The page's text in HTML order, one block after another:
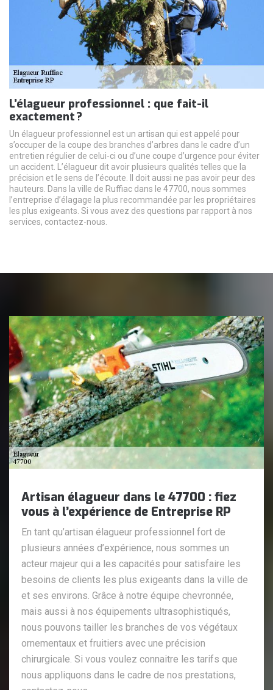
L’élagueur professionnel : que fait-il
exactement ?
Un élagueur professionnel est un artisan qui est appelé pour
s’occuper de la coupe des branches d’arbres dans le cadre d’un
entretien régulier de celui-ci ou d’une coupe d’urgence pour éviter
un accident. L’élagueur dit avoir plusieurs qualités telles que la
précision et le sens de l’écoute. Il doit aussi ne pas avoir peur des
hauteurs. Dans la ville de Ruffiac dans le 47700, nous sommes
l’entreprise d’élagage la plus recommandée par les propriétaires
les plus exigeants. Si vous avez des questions par rapport à nos
services, contactez-nous.
Artisan élagueur dans le 47700 : fiez
vous à l’expérience de Entreprise RP
En tant qu’artisan élagueur professionnel fort de
plusieurs années d’expérience, nous sommes un
acteur majeur qui a les capacités pour satisfaire les
besoins de clients les plus exigeants dans la ville de
et ses environs. Grâce à notre équipe chevronnée,
mais aussi à nos équipements ultrasophistiqués,
nous pouvons tailler les branches de vos végétaux
ornementaux et fruitiers avec une précision
chirurgicale. Si vous voulez connaitre les tarifs que
nous appliquons dans le cadre de nos prestations,